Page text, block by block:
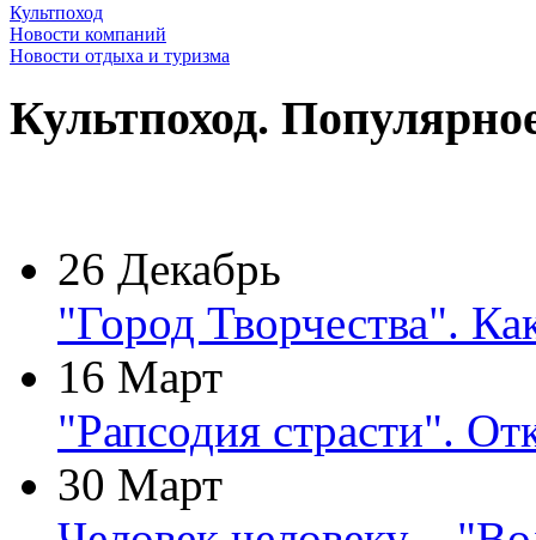
Культпоход
Новости компаний
Новости отдыха и туризма
Культпоход.
26 Декабрь
"Город Творчества".
16 Март
"Рапсодия страсти".
30 Март